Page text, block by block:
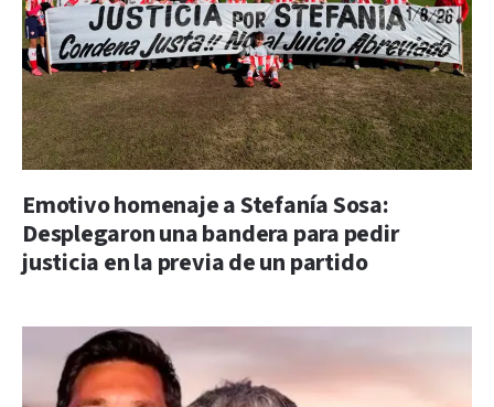
Emotivo homenaje a Stefanía Sosa:
Desplegaron una bandera para pedir
justicia en la previa de un partido